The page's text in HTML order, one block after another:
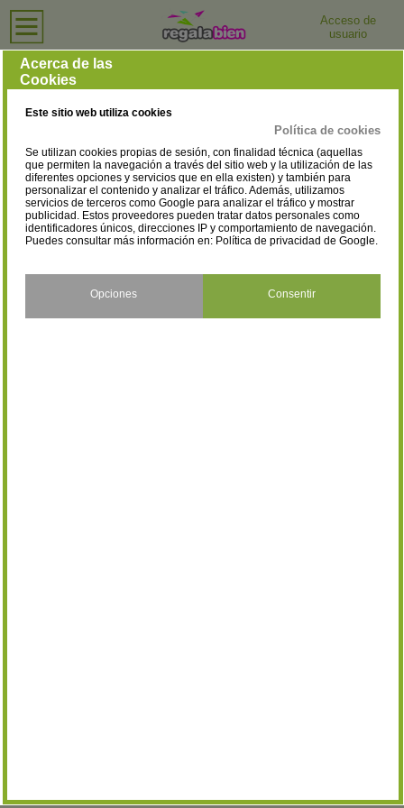
Acceso de
usuario
Tiendas de Ordenadores e Informática en Ciudad Real
Selecciona la localidad
Inicio › Tiendas de Ordenadores e Informática
Alcázar de San Juan Almagro
Ciudad Real(26)
Daimiel(3) Manzanares(3)
Membrilla (1) Pedro Muñoz(1)
Piedrabuena(2) Pozuelo de Calatrava(1)
Tomelloso(10) Valdepeñas(4)
Acerca de las
Cookies
Este sitio web utiliza cookies
Política de cookies
Se utilizan cookies propias de sesión, con finalidad técnica (aquellas
que permiten la navegación a través del sitio web y la utilización de las
diferentes opciones y servicios que en ella existen) y también para
personalizar el contenido y analizar el tráfico. Además, utilizamos
servicios de terceros como Google para analizar el tráfico y mostrar
publicidad. Estos proveedores pueden tratar datos personales como
identificadores únicos, direcciones IP y comportamiento de navegación.
Puedes consultar más información en: Política de privacidad de Google.
Opciones Consentir